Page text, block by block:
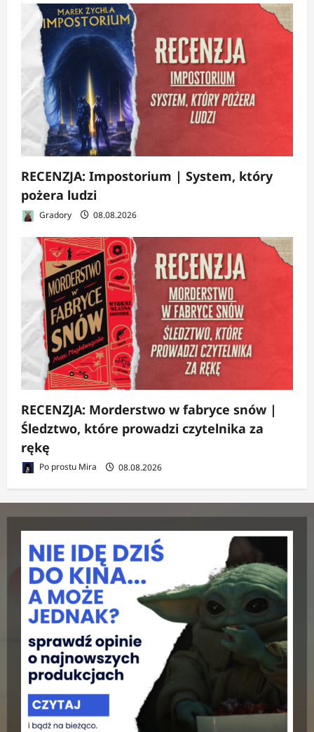
RECENZJA: Impostorium | System, który
pożera ludzi
Gradory 08.08.2026
RECENZJA: Morderstwo w fabryce snów |
Śledztwo, które prowadzi czytelnika za
rękę
Po prostu Mira 08.08.2026